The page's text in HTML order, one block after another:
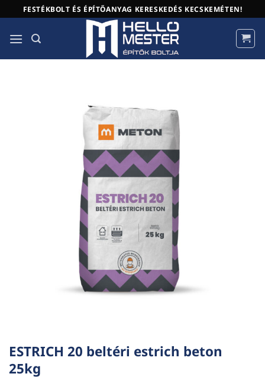
to
content
FESTÉKBOLT ÉS ÉPÍTŐANYAG KERESKEDÉS KECSKEMÉTEN!
ESTRICH 20 beltéri estrich beton
25kg